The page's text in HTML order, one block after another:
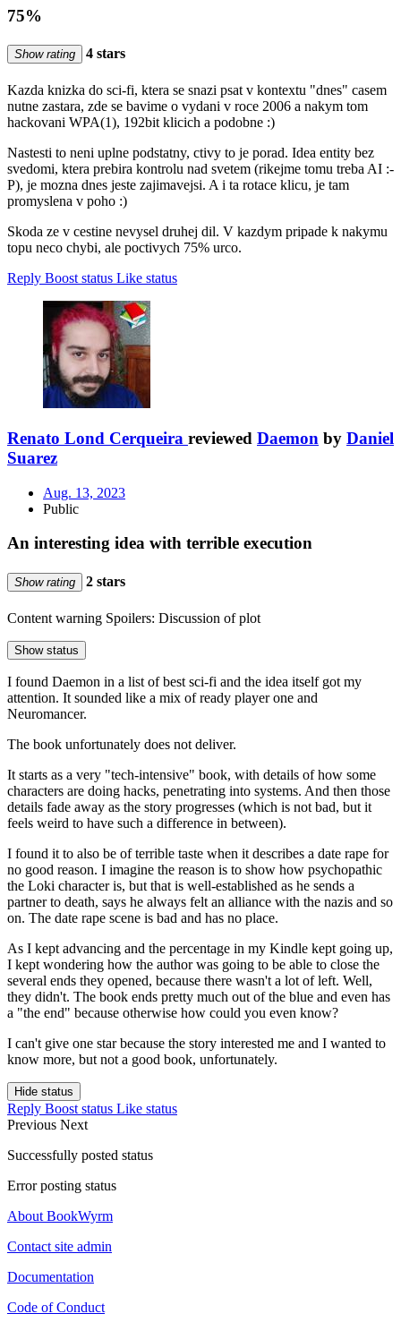
75%
Show rating 4 stars
Kazda knizka do sci-fi, ktera se snazi psat v kontextu "dnes" casem
nutne zastara, zde se bavime o vydani v roce 2006 a nakym tom
hackovani WPA(1), 192bit klicich a podobne :)
Nastesti to neni uplne podstatny, ctivy to je porad. Idea entity bez
svedomi, ktera prebira kontrolu nad svetem (rikejme tomu treba AI :-
P), je mozna dnes jeste zajimavejsi. A i ta rotace klicu, je tam
promyslena v poho :)
Skoda ze v cestine nevysel druhej dil. V kazdym pripade k nakymu
topu neco chybi, ale poctivych 75% urco.
Reply Boost status Like status
Renato Lond Cerqueira reviewed Daemon by Daniel
Suarez
Aug. 13, 2023
Public
An interesting idea with terrible execution
Show rating 2 stars
Content warning Spoilers: Discussion of plot
Show status
I found Daemon in a list of best sci-fi and the idea itself got my
attention. It sounded like a mix of ready player one and
Neuromancer.
The book unfortunately does not deliver.
It starts as a very "tech-intensive" book, with details of how some
characters are doing hacks, penetrating into systems. And then those
details fade away as the story progresses (which is not bad, but it
feels weird to have such a difference in between).
I found it to also be of terrible taste when it describes a date rape for
no good reason. I imagine the reason is to show how psychopathic
the Loki character is, but that is well-established as he sends a
partner to death, says he always felt an alliance with the nazis and so
on. The date rape scene is bad and has no place.
As I kept advancing and the percentage in my Kindle kept going up,
I kept wondering how the author was going to be able to close the
several ends they opened, because there wasn't a lot of left. Well,
they didn't. The book ends pretty much out of the blue and even has
a "the end" because otherwise how could you even know?
I can't give one star because the story interested me and I wanted to
know more, but not a good book, unfortunately.
Hide status
Reply Boost status Like status
Previous Next
Successfully posted status
Error posting status
About BookWyrm
Contact site admin
Documentation
Code of Conduct